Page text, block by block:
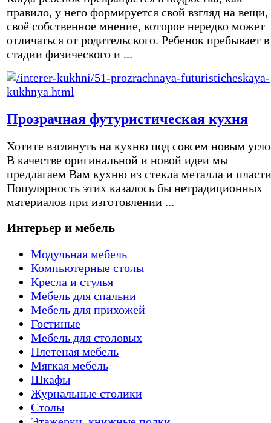
правило, у него формируется свой взгляд на вещи,
своё собственное мнение, которое нередко может
отличаться от родительского. Ребенок пребывает в
стадии физического и ...
Прозрачная футуристическая кухня
Хотите взглянуть на кухню под совсем новым
В качестве оригинальной и новой идеи мы
предлагаем Вам кухню из стекла металла и
Популярность этих казалось бы нетрадиционных
материалов при изготовлении ...
Интерьер и мебель
Модульная мебель
Компьютерные столы
Кресла и стулья
Мебель для спальни
Мебель для прихожей
Гостиные
Мебель для столовых
Плетеная мебель
Мягкая мебель
Шкафы
Журнальные столики
Столы